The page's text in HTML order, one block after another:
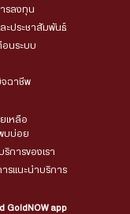
รลงทุน
ะประชาสัมพันธ์
อนระบบ
จฉาชีพ
เหลือ
บบ่อย
ริการของเรา
รแนะนำบริการ
GoldNOW app